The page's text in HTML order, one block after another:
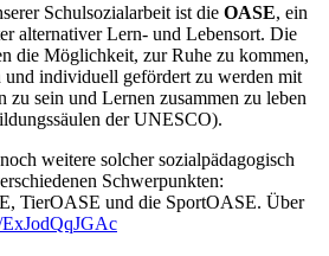
Schulsozialarbeit ist die OASE, ein
alternativer Lern- und Lebensort. Die
die Möglichkeit, zur Ruhe zu kommen,
und individuell gefördert zu werden mit
zu sein und Lernen zusammen zu leben
der UNESCO).
weitere solcher sozialpädagogisch
Schwerpunkten:
TierOASE und die SportOASE. Über